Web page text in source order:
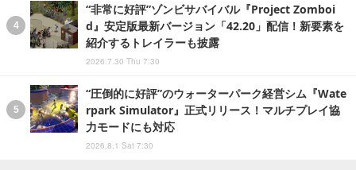
“非常に好評”ゾンビサバイバル『Project Zomboi
d』安定版最新バージョン「42.20」配信！新要素を
紹介するトレイラーも披露
2026.7.30 Thu 7:30
“圧倒的に好評”のウォーターパーク経営シム『Wate
rpark Simulator』正式リリース！マルチプレイ協
力モードにも対応
2026.8.1 Sat 7:30